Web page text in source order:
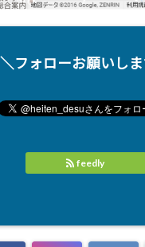
＼フォローお願いし
feedly